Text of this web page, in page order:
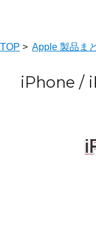
TOP > Apple 製品ま
iPhone /